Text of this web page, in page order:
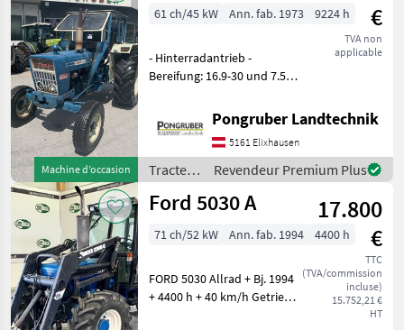
Machine d’occasion
€
TVA non
applicable
61 ch/45 kW Ann. fab. 1973 9224 h
- Hinterradantrieb -
Bereifung: 16.9-30 und 7.50-
km/h - Zapfwellendrehzahl:
540 Upm. Tracteurs
Tracteurs agricoles
Pongruber Landtechnik
5161 Elixhausen
Tracteurs
/ Ford
Revendeur Premium Plus
Ford 5030 A
17.800
€
TTC
(TVA/commission
incluse)
15.752,21 €
HT
71 ch/52 kW Ann. fab. 1994 4400 h
FORD 5030 Allrad + Bj. 1994
+ 4400 h + 40 km/h Getriebe